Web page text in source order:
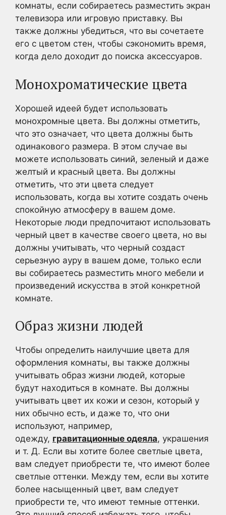
комнаты, если собираетесь разместить экран
телевизора или игровую приставку. Вы
также должны убедиться, что вы сочетаете
его с цветом стен, чтобы сэкономить время,
когда дело доходит до поиска аксессуаров.
Монохроматические цвета
Хорошей идеей будет использовать
монохромные цвета. Вы должны отметить,
что это означает, что цвета должны быть
одинакового размера. В этом случае вы
можете использовать синий, зеленый и даже
желтый и красный цвета. Вы должны
отметить, что эти цвета следует
использовать, когда вы хотите создать очень
спокойную атмосферу в вашем доме.
Некоторые люди предпочитают использовать
черный цвет в качестве своего цвета, но вы
должны учитывать, что черный создаст
серьезную ауру в вашем доме, только если
вы собираетесь разместить много мебели и
произведений искусства в этой конкретной
комнате.
Образ жизни людей
Чтобы определить наилучшие цвета для
оформления комнаты, вы также должны
учитывать образ жизни людей, которые
будут находиться в комнате. Вы должны
учитывать цвет их кожи и сезон, который у
них обычно есть, и даже то, что они
используют, например,
одежду, гравитационные одеяла, украшения
и т. Д. Если вы хотите более светлые цвета,
вам следует приобрести те, что имеют более
светлые оттенки. Между тем, если вы хотите
более насыщенный цвет, вам следует
приобрести те, что имеют темные оттенки.